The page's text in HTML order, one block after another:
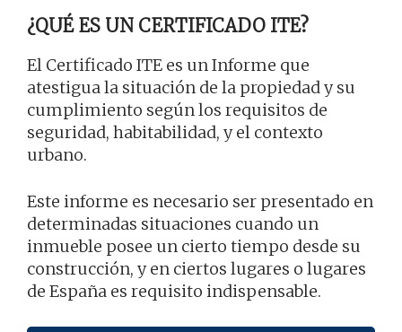
¿QUÉ ES UN CERTIFICADO ITE?
El Certificado ITE es un Informe que
atestigua la situación de la propiedad y su
cumplimiento según los requisitos de
seguridad, habitabilidad, y el contexto
urbano.
Este informe es necesario ser presentado en
determinadas situaciones cuando un
inmueble posee un cierto tiempo desde su
construcción, y en ciertos lugares o lugares
de España es requisito indispensable.